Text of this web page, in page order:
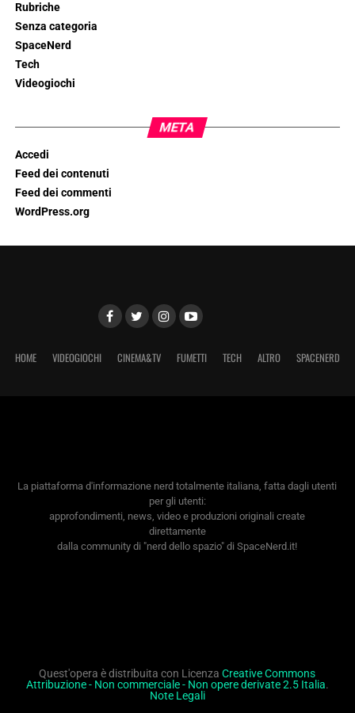
Rubriche
Senza categoria
SpaceNerd
Tech
Videogiochi
META
Accedi
Feed dei contenuti
Feed dei commenti
WordPress.org
HOME VIDEOGIOCHI CINEMA&TV FUMETTI TECH ALTRO SPACENERD
La piattaforma d'informazione nerd totalmente italiana, fatta dagli utenti
per gli utenti:
approfondimenti, news, video e produzioni originali create
direttamente
dalla community di "nerd dello spazio" di SpaceNerd.it!
Quest'opera è distribuita con LicenzaCreative Commons
Attribuzione - Non commerciale - Non opere derivate 2.5 Italia.
Note Legali